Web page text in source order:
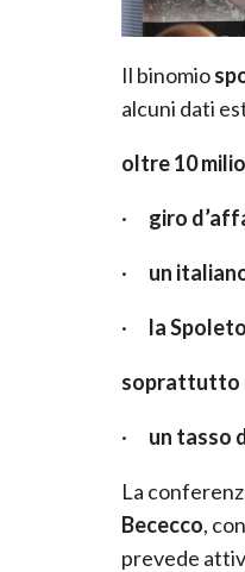
Il binomio
alcuni dati
oltre 10
· giro
· un
· la
soprattutto
· un tasso
La
Bececco,
prevede